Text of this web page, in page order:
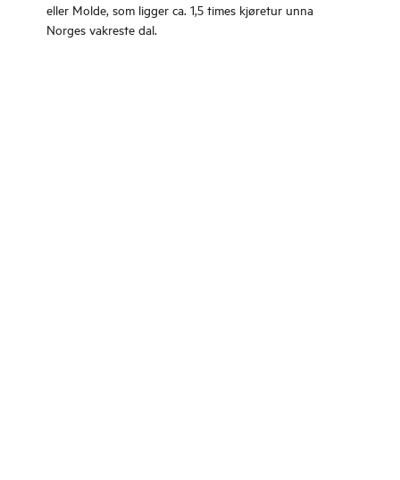
eller Molde, som ligger ca. 1,5 times kjøretur unna
Norges vakreste dal.